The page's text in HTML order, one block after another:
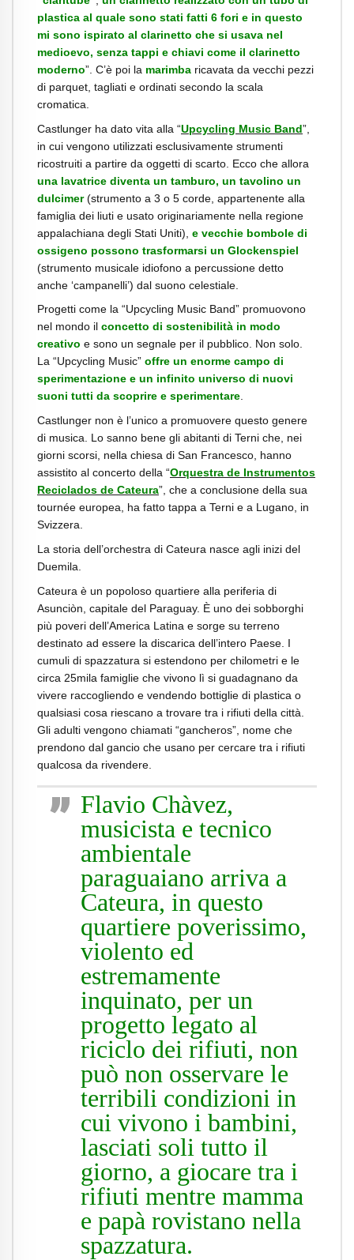
plastica al quale sono stati fatti 6 fori e in questo
mi sono ispirato al clarinetto che si usava nel
medioevo, senza tappi e chiavi come il clarinetto
moderno”. C’è poi la marimba ricavata da vecchi pezzi
di parquet, tagliati e ordinati secondo la scala
cromatica.
Castlunger ha dato vita alla “Upcycling Music Band”,
in cui vengono utilizzati esclusivamente strumenti
ricostruiti a partire da oggetti di scarto. Ecco che allora
una lavatrice diventa un tamburo, un tavolino un
dulcimer (strumento a 3 o 5 corde, appartenente alla
famiglia dei liuti e usato originariamente nella regione
appalachiana degli Stati Uniti), e vecchie bombole di
ossigeno possono trasformarsi un Glockenspiel
(strumento musicale idiofono a percussione detto
anche ‘campanelli’) dal suono celestiale.
Progetti come la “Upcycling Music Band” promuovono
nel mondo il concetto di sostenibilità in modo
creativo e sono un segnale per il pubblico. Non solo.
La “Upcycling Music” offre un enorme campo di
sperimentazione e un infinito universo di nuovi
suoni tutti da scoprire e sperimentare.
Castlunger non è l’unico a promuovere questo genere
di musica. Lo sanno bene gli abitanti di Terni che, nei
giorni scorsi, nella chiesa di San Francesco, hanno
assistito al concerto della “Orquestra de Instrumentos
Reciclados de Cateura”, che a conclusione della sua
tournée europea, ha fatto tappa a Terni e a Lugano, in
Svizzera.
La storia dell’orchestra di Cateura nasce agli inizi del
Duemila.
Cateura è un popoloso quartiere alla periferia di
Asunciòn, capitale del Paraguay. È uno dei sobborghi
più poveri dell’America Latina e sorge su terreno
destinato ad essere la discarica dell’intero Paese. I
cumuli di spazzatura si estendono per chilometri e le
circa 25mila famiglie che vivono lì si guadagnano da
vivere raccogliendo e vendendo bottiglie di plastica o
qualsiasi cosa riescano a trovare tra i rifiuti della città.
Gli adulti vengono chiamati “gancheros”, nome che
prendono dal gancio che usano per cercare tra i rifiuti
qualcosa da rivendere.
Flavio Chàvez,
musicista e tecnico
ambientale
paraguaiano arriva a
Cateura, in questo
quartiere poverissimo,
violento ed
estremamente
inquinato, per un
progetto legato al
riciclo dei rifiuti, non
può non osservare le
terribili condizioni in
cui vivono i bambini,
lasciati soli tutto il
giorno, a giocare tra i
rifiuti mentre mamma
e papà rovistano nella
spazzatura.